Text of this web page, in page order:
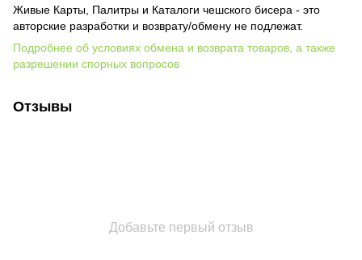
Живые Карты, Палитры и Каталоги чешского бисера - это
авторские разработки и возврату/обмену не подлежат.
Подробнее об условиях обмена и возврата товаров, а также
разрешении спорных вопросов
Отзывы
Добавьте первый отзыв